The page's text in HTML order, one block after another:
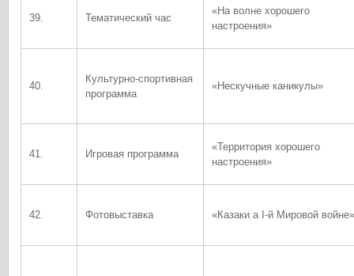
39. Тематический час
«На волне хорошего
настроения»
40.
Культурно-спортивная
программа
«Нескучные каникулы»
41. Игровая программа
«Территория хорошего
настроения»
42. Фотовыставка «Казаки а I-й Мировой войне»